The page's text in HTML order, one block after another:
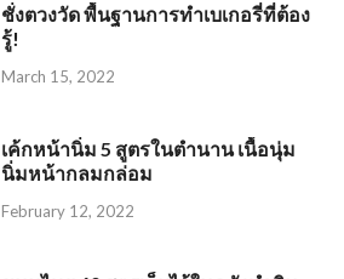
ชั่งตวงวัด พื้นฐานการทำเบเกอรี่ที่ต้อง
รู้!
March 15, 2022
เค้กหน้านิ่ม 5 สูตรในตำนาน เนื้อนุ่ม
นิ่มหน้ากลมกล่อม
February 12, 2022